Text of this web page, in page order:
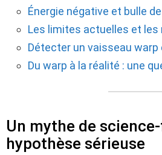
Énergie négative et bulle
Les limites actuelles et les
Détecter un vaisseau
Du warp à la réalité : une
Un mythe de
hypothèse sérieuse